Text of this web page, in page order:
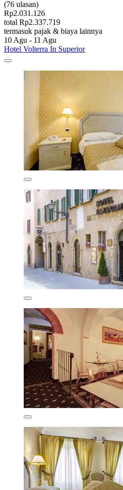
(76 ulasan)
Rp2.031.126
total Rp2.337.719
termasuk pajak & biaya lainnya
10 Agu - 11 Agu
Hotel Volterra In Superior